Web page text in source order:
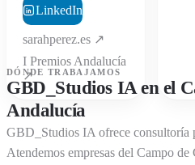
LinkedIn
sarahperez.es ↗
I Premios Andalucía
↗
DÓNDE TRABAJAMOS
GBD_Studios IA en el
Andalucía
GBD_Studios IA ofrece consultoría
Atendemos empresas del Campo